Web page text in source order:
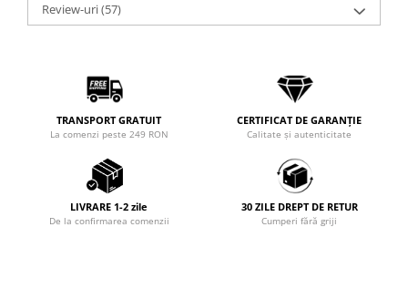
Review-uri(57)
TRANSPORT GRATUIT
La comenzi peste 249 RON
CERTIFICAT DE GARANȚIE
Calitate și autenticitate
LIVRARE 1-2 zile
De la confirmarea comenzii
30 ZILE DREPT DE RETUR
Cumperi fără griji